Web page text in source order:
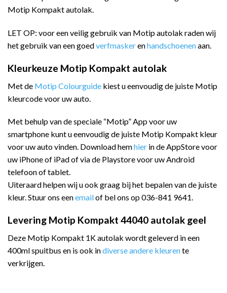
Motip Kompakt autolak.
LET OP: voor een veilig gebruik van Motip autolak raden wij
het gebruik van een goedverfmaskerenhandschoenenaan.
Kleurkeuze Motip Kompakt autolak
Met de Motip Colourguide kiest u eenvoudig de juiste Motip
kleurcode voor uw auto.
Met behulp van de speciale “Motip” App voor uw
smartphone kunt u eenvoudig de juiste Motip Kompakt kleur
voor uw auto vinden. Download hemhier in de AppStore voor
uw iPhone of iPad of via de Playstore voor uw Android
telefoon of tablet.
Uiteraard helpen wij u ook graag bij het bepalen van de juiste
kleur. Stuur ons eenemailof bel ons op 036-841 9641.
Levering Motip Kompakt 44040 autolak geel
Deze Motip Kompakt 1K autolak wordt geleverd in een
400ml spuitbus en is ook indiverse andere kleurente
verkrijgen.